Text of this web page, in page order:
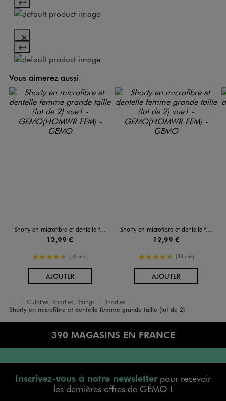
Vous aimerez aussi
Shorty en microfibre et dentelle femme grande taille (lot de 2)
12,99 €
4.5/5 de moyenne
(70 avis)
AJOUTERAU PANIER
Shorty en microfibre et dentelle femme grande taille (lot de 2)
12,99 €
4.5/5 de moyenne
(38 avis)
AJOUTERAU PANIER
Accueil
Femme
Lingerie
Culottes, Shorties, Strings
Shorties
Shorty en microfibre et dentelle femme grande taille (lot de 2)
390 MAGASINS EN FRANCE
Inscrivez-vous à notre newsletterpour recevoir
les dernières offres de GÉMO !